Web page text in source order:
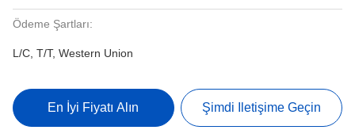
Ödeme Şartları:
L/C, T/T, Western Union
En İyi Fiyatı Alın Şimdi Iletişime Geçin